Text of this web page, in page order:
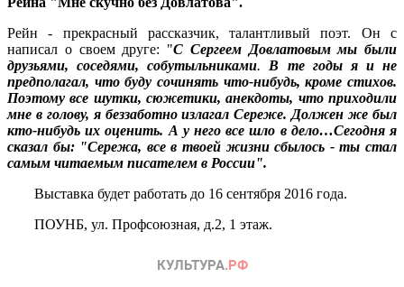
Рейн - прекрасный рассказчик, талантливый поэт. Он с
написал о своем друге: "С Сергеем Довлатовым мы были
друзьями, соседями, собутыльниками. В те годы я и не
предполагал, что буду сочинять что-нибудь, кроме стихов.
Поэтому все шутки, сюжетики, анекдоты, что приходили
мне в голову, я беззаботно излагал Сереже. Должен же был
кто-нибудь их оценить. А у него все шло в дело…Сегодня я
сказал бы: "Сережа, все в твоей жизни сбылось - ты стал
самым читаемым писателем в России".
Выставка будет работать до 16 сентября 2016 года.
ПОУНБ, ул. Профсоюзная, д.2, 1 этаж.